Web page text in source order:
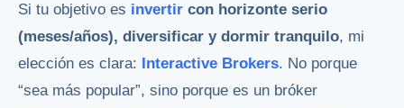
Si tu objetivo es invertir con horizonte serio
(meses/años), diversificar y dormir tranquilo, mi
elección es clara: Interactive Brokers. No porque
“sea más popular”, sino porque es un bróker